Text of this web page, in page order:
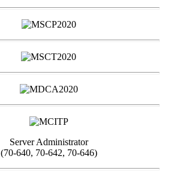
Server Administrator
(70-640, 70-642, 70-646)